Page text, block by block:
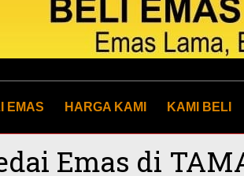
EMAS HARGA KAMI KAMI BELI
Emas di